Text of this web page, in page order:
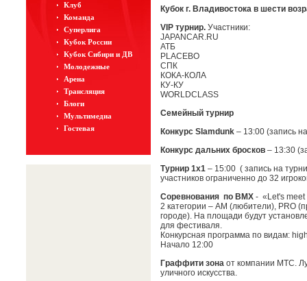
Клуб
Команда
Суперлига
Кубок России
Кубок Сибири и ДВ
Молодежные
Арена
Трансляция
Блоги
Мультимедиа
Гостевая
Кубок г. Владивостока в шести
VIP турнир.Участники:
JAPANCAR.RU
АТБ
PLACEBO
СПК
КОКА-КОЛА
КУ-КУ
WORLDCLASS
Семейный турнир
Конкурс Slamdunk– 13:00 (запись
Конкурс дальних бросков– 13:30
Турнир 1х1– 15:00 ( запись на
участников ограниченно до 32
Соревнования по BMX- «Let's meet
2 категории – AM (любители), PRO
городе). На площади будут
для фестиваля.
Конкурсная программа по видам:
Начало 12:00
Граффити зонаот компании МТС.
уличного искусства.